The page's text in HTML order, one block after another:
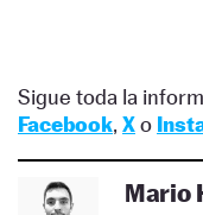
Sigue toda la
Facebook, Xo
Mario